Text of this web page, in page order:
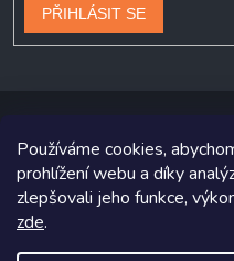
Používáme cookies,
prohlížení webu a díky
zlepšovali jeho funkce,
zde.
PŘIHLÁSIT SE
Copyright 2026Prodej-
Grafický návrh vytvořil a na